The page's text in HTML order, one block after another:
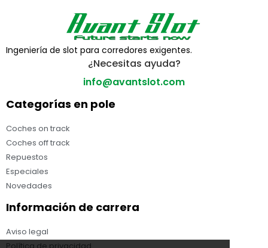
Ingeniería de slot para corredores exigentes.
¿Necesitas ayuda?
info@avantslot.com
Categorías en pole
Coches on track
Coches off track
Repuestos
Especiales
Novedades
Información de carrera
Aviso legal